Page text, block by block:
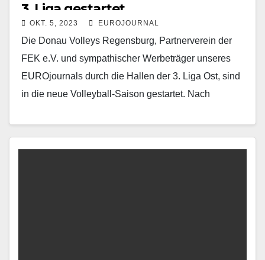
3. Liga gestartet
OKT. 5, 2023 EUROJOURNAL
Die Donau Volleys Regensburg, Partnerverein der
FEK e.V. und sympathischer Werbeträger unseres
EUROjournals durch die Hallen der 3. Liga Ost, sind
in die neue Volleyball-Saison gestartet. Nach